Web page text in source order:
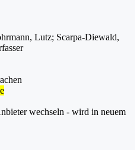
Lutz; Scarpa-Diewald,
wechseln - wird in neuem